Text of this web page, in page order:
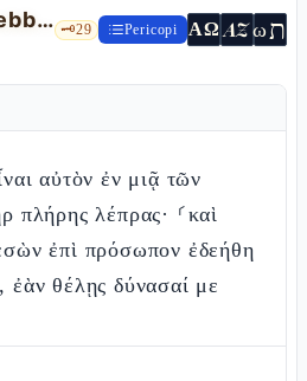
Guarigione di un lebbroso e di un paralitico 🗝️29 Pericopi ΑΩ AZωת
αὐτὸν ἐν μιᾷ τῶν
πλήρης λέπρας· ⸂καὶ
ἐπὶ πρόσωπον ἐδεήθη
ἐὰν θέλῃς δύνασαί με